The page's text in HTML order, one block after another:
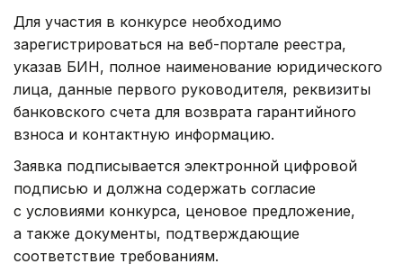
Для участия в конкурсе необходимо
зарегистрироваться на веб-портале реестра,
указав БИН, полное наименование юридического
лица, данные первого руководителя, реквизиты
банковского счета для возврата гарантийного
взноса и контактную информацию.
Заявка подписывается электронной цифровой
подписью и должна содержать согласие
с условиями конкурса, ценовое предложение,
а также документы, подтверждающие
соответствие требованиям.